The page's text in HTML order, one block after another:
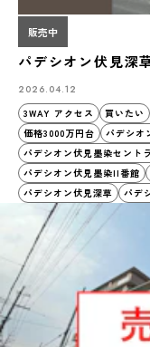
販売中
パデシオン伏見深
2026.04.12
3WAY アクセス
買いたい
価格3000万円台
パデシオ
パデシオン伏見墨染セント
パデシオン伏見墨染II番館
パデシオン伏見深草
パデ